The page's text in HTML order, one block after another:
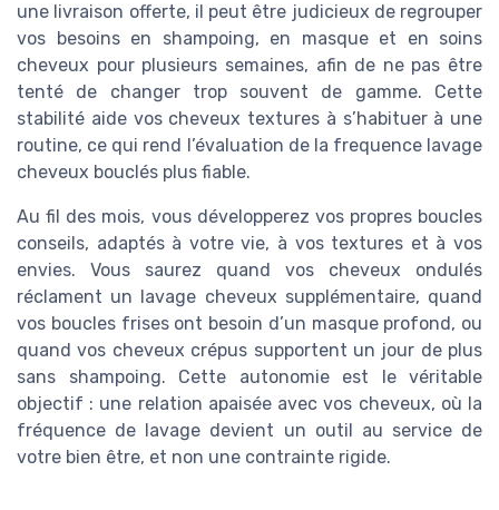
une livraison offerte, il peut être judicieux de regrouper
vos besoins en shampoing, en masque et en soins
cheveux pour plusieurs semaines, afin de ne pas être
tenté de changer trop souvent de gamme. Cette
stabilité aide vos cheveux textures à s’habituer à une
routine, ce qui rend l’évaluation de la frequence lavage
cheveux bouclés plus fiable.
Au fil des mois, vous développerez vos propres boucles
conseils, adaptés à votre vie, à vos textures et à vos
envies. Vous saurez quand vos cheveux ondulés
réclament un lavage cheveux supplémentaire, quand
vos boucles frises ont besoin d’un masque profond, ou
quand vos cheveux crépus supportent un jour de plus
sans shampoing. Cette autonomie est le véritable
objectif : une relation apaisée avec vos cheveux, où la
fréquence de lavage devient un outil au service de
votre bien être, et non une contrainte rigide.